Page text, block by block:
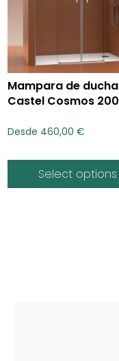
Mampara de ducha
Castel Cosmos 200
Desde 460,00€
Select options